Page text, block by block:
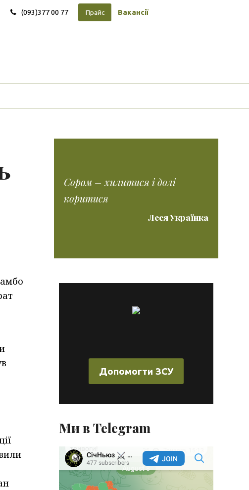
(093)377 00 77 Прайс Вакансії
Сором – хилитися і долі
коритися
Леся Українка
Допомогти ЗСУ
Ми в Telegram